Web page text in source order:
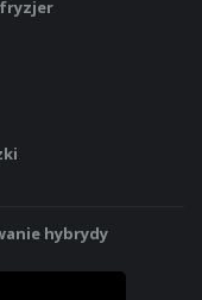
hybrydy